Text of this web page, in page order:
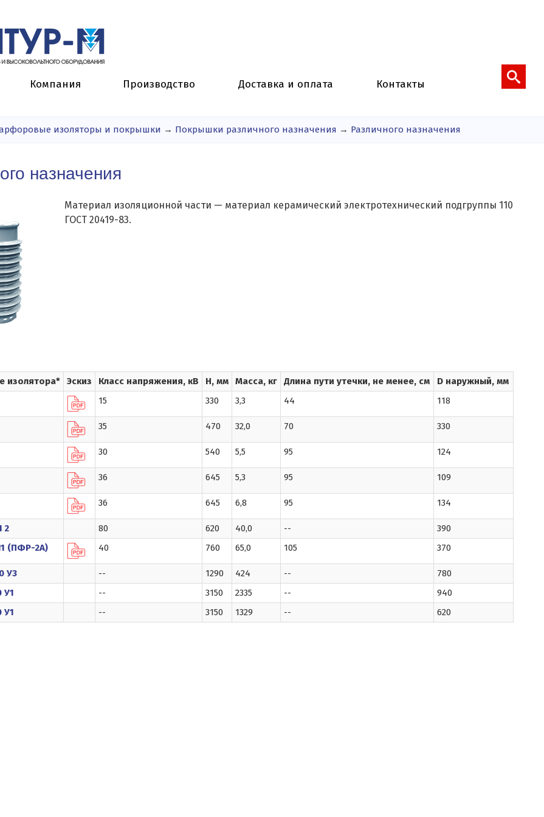
Компания Производство Доставка и оплата Контакты
изоляторы и покрышки → Покрышки различного назначения → Различного назначения
назначения
Материал изоляционной части — материал керамический электротехнический подгруппы 110
ГОСТ 20419-83.
изолятора* Эскиз Класс напряжения, кВ Н, мм Масса, кг Длина пути утечки, не менее, см
D наружный, мм
15 330 3,3 44 118
35 470 32,0 70 330
30 540 5,5 95 124
36 645 5,3 95 109
36 645 6,8 95 134
2 80 620 40,0 --
390
(ПФР-2А)
40 760 65,0 105 370
У3 -- 1290 424 --
780
У1
-- 3150 2335 --
940
У1
-- 3150 1329 -- 620